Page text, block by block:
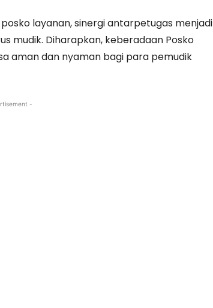
layanan, sinergi antarpetugas menjadi
mudik. Diharapkan, keberadaan Posko
aman dan nyaman bagi para pemudik
-